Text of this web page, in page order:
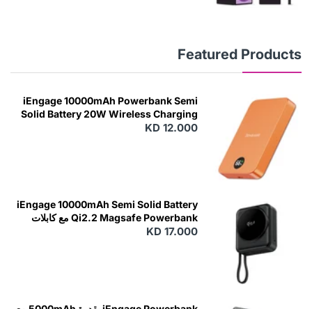
Featured Products
iEngage 10000mAh Powerbank Semi
Solid Battery 20W Wireless Charging
KD 12.000
iEngage 10000mAh Semi Solid Battery
Qi2.2 Magsafe Powerbank مع كابلات
مدمجة
KD 17.000